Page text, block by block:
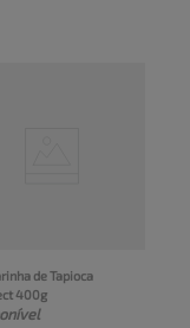
de Tapioca
400g